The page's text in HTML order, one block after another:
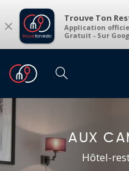
× Trouve Ton
Application
Gratuit - Sur
AUX
Hôtel-